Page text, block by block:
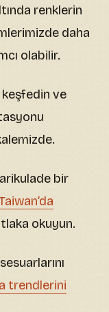
renklerin
daha
olabilir.
ve
bir
okuyun.
trendlerini